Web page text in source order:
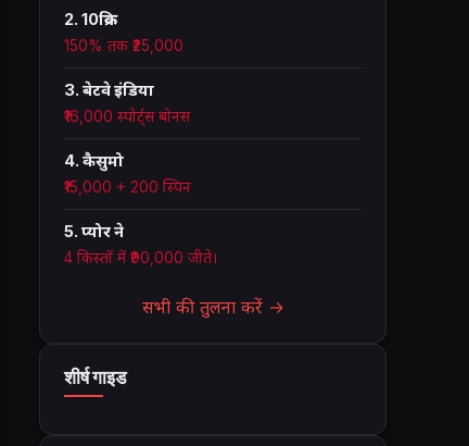
2. 10क्रिक
150% तक ₹25,000
3. बेटवे इंडिया
₹16,000 स्पोर्ट्स बोनस
4. कैसुमो
₹15,000 + 200 स्पिन
5. प्योर ने
4 किस्तों में ₹90,000 जीते।
सभी की तुलना करें →
शीर्ष गाइड